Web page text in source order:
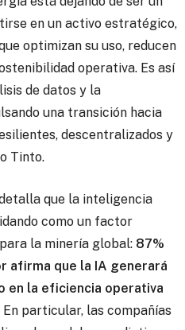
en un activo estratégico,
optimizan su uso, reducen
operativa. Es así
de datos y la
una transición hacia
descentralizados y
Tinto.
que la inteligencia
como un factor
la minería global: 87%
afirma que la IA generará
en la eficiencia operativa
En particular, las compañías